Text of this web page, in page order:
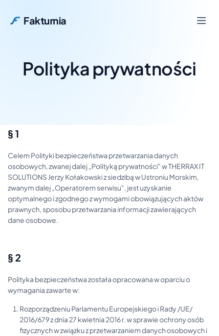
Fakturnia
Polityka prywatności
§ 1
Celem Polityki bezpieczeństwa przetwarzania danych
osobowych, zwanej dalej „Polityką prywatności" w THERRAX IT
SOLUTIONS Jerzy Kołakowski z siedzibą w Ustroniu Morskim,
zwanym dalej „Operatorem serwisu", jest uzyskanie
optymalnego i zgodnego z wymogami obowiązujących aktów
prawnych, sposobu przetwarzania informacji zawierających
dane osobowe.
§ 2
Polityka bezpieczeństwa została opracowana w oparciu o
wymagania zawarte w:
Rozporządzeniu Parlamentu Europejskiego i Rady /UE/
2016/679 z dnia 27 kwietnia 2016 r. w sprawie ochrony osób
fizycznych w związku z przetwarzaniem danych osobowych i